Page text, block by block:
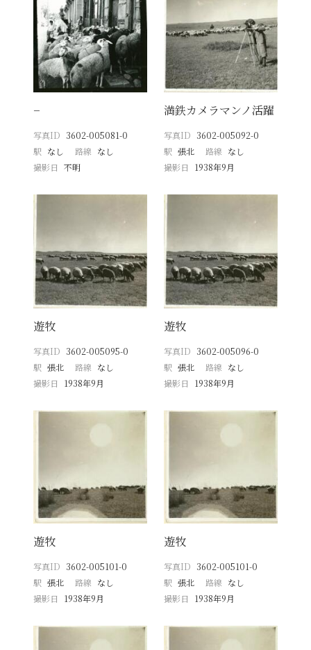
−
写真ID 3602-005081-0
駅 なし 路線 なし
撮影日
不明
満鉄カメラマンノ活躍
写真ID 3602-005092-0
駅 張北 路線 なし
撮影日
1938年9月
遊牧
写真ID 3602-005095-0
駅 張北 路線 なし
撮影日
1938年9月
遊牧
写真ID 3602-005096-0
駅 張北 路線 なし
撮影日
1938年9月
遊牧
写真ID 3602-005101-0
駅 張北 路線 なし
撮影日
1938年9月
遊牧
写真ID 3602-005101-0
駅 張北 路線 なし
撮影日
1938年9月